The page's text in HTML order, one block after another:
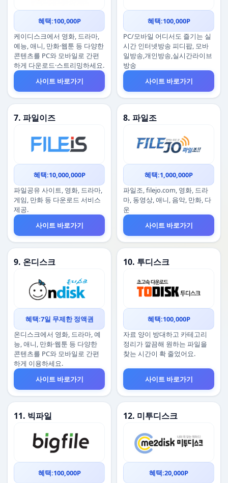
혜택:100,000P
케이디스크에서 영화, 드라마,
예능, 애니, 만화·웹툰 등 다양한
콘텐츠를 PC와 모바일로 간편
하게 다운로드·스트리밍하세요.
사이트 바로가기
혜택:100,000P
PC/모바일 어디서도 즐기는 실
시간 인터넷방송 피디팝, 모바
일방송,개인방송,실시간라이브
방송
사이트 바로가기
7. 파일이즈
혜택:10,000,000P
파일공유 사이트, 영화, 드라마,
게임, 만화 등 다운로드 서비스
제공.
사이트 바로가기
8. 파일조
혜택:1,000,000P
파일조, filejo.com, 영화, 드라
마, 동영상, 애니, 음악, 만화, 다
운
사이트 바로가기
9. 온디스크
혜택:7일 무제한 정액권
온디스크에서 영화, 드라마, 예
능, 애니, 만화·웹툰 등 다양한
콘텐츠를 PC와 모바일로 간편
하게 이용하세요.
사이트 바로가기
10. 투디스크
혜택:100,000P
자료 양이 방대하고 카테고리
정리가 깔끔해 원하는 파일을
찾는 시간이 확 줄었어요.
사이트 바로가기
11. 빅파일
혜택:100,000P
12. 미투디스크
혜택:20,000P